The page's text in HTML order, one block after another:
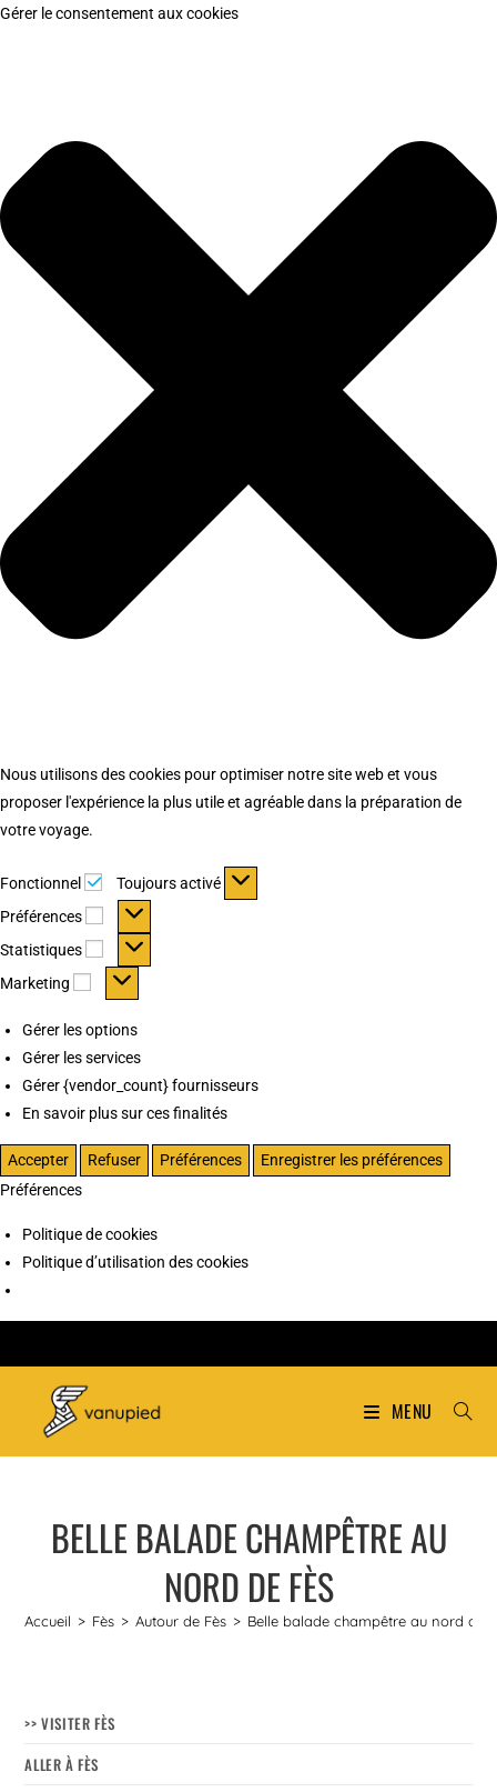
Gérer le consentement aux cookies
Nous utilisons des cookies pour optimiser notre site web et vous
proposer l'expérience la plus utile et agréable dans la préparation de
votre voyage.
Fonctionnel Fonctionnel
Toujours activé
Préférences
Préférences
Statistiques Statistiques
Marketing Marketing
Gérer les options
Gérer les services
Gérer {vendor_count} fournisseurs
En savoir plus sur ces finalités
Accepter Refuser Préférences
Enregistrer les préférences
Préférences
Politique de cookies
Politique d’utilisation des cookies
MENU
BELLE BALADE CHAMPÊTRE AU
NORD DE FÈS
Accueil > Fès > Autour de Fès > Belle balade champêtre au nord de
>> VISITER FÈS
ALLER À FÈS